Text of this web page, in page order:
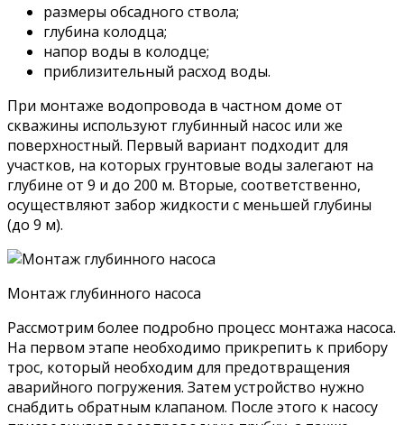
размеры обсадного ствола;
глубина колодца;
напор воды в колодце;
приблизительный расход воды.
При монтаже водопровода в частном доме от
скважины используют глубинный насос или же
поверхностный. Первый вариант подходит для
участков, на которых грунтовые воды залегают на
глубине от 9 и до 200 м. Вторые, соответственно,
осуществляют забор жидкости с меньшей глубины
(до 9 м).
Монтаж глубинного насоса
Рассмотрим более подробно процесс монтажа насоса.
На первом этапе необходимо прикрепить к прибору
трос, который необходим для предотвращения
аварийного погружения. Затем устройство нужно
снабдить обратным клапаном. После этого к насосу